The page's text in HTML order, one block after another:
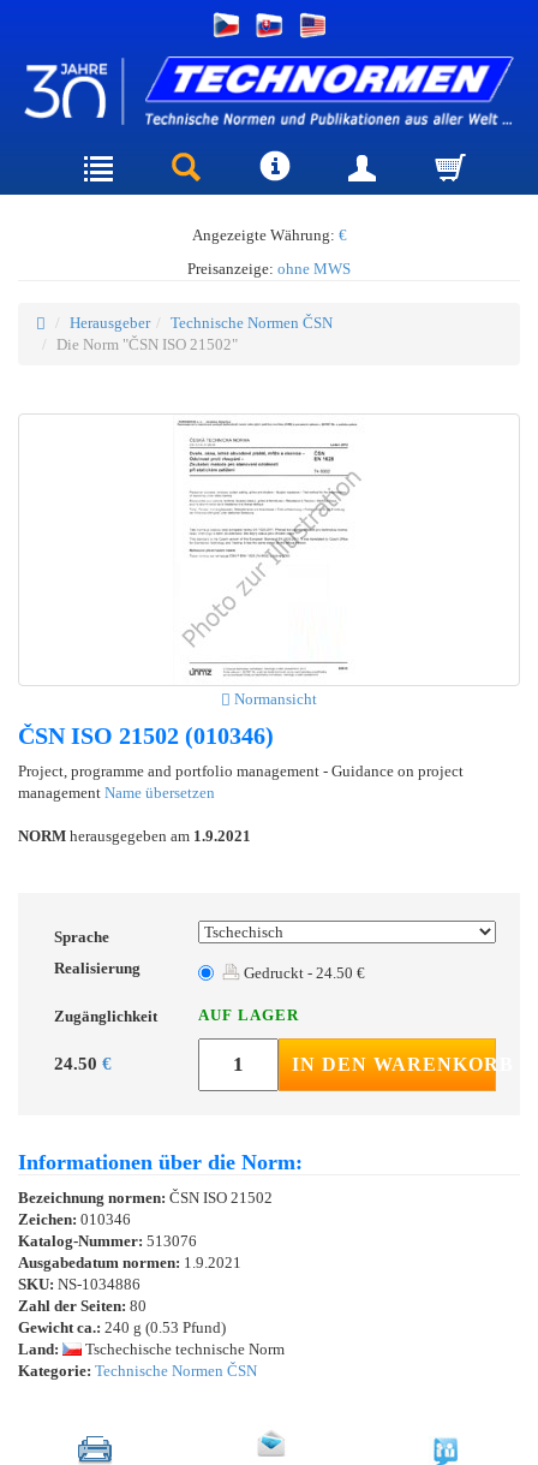
Angezeigte Währung: €
Preisanzeige: ohne MWS
Herausgeber
Technische Normen ČSN
Die Norm "ČSN ISO 21502"
Normansicht
ČSN ISO 21502 (010346)
Project, programme and portfolio management - Guidance on project
management Name übersetzen
NORM herausgegeben am 1.9.2021
Sprache
Realisierung
Gedruckt - 24.50 €
Zugänglichkeit AUF LAGER
24.50 € IN DEN WARENKORB
Informationen über die Norm:
Bezeichnung normen: ČSN ISO 21502
Zeichen: 010346
Katalog-Nummer: 513076
Ausgabedatum normen: 1.9.2021
SKU: NS-1034886
Zahl der Seiten: 80
Gewicht ca.: 240 g (0.53 Pfund)
Land:
Tschechische technische Norm
Kategorie: Technische Normen ČSN